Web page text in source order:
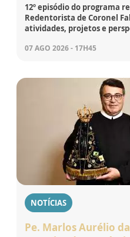
12º episódio do programa
Redentorista de Coronel
atividades, projetos e
07 AGO 2026 - 17H45
NOTÍCIAS
Pe. Marlos Aurélio